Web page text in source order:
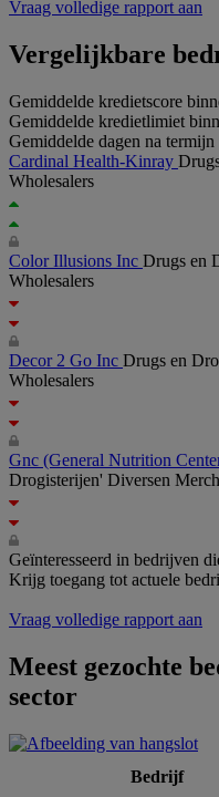
Vraag volledige rapport aan
Vergelijkbare
Gemiddelde kredietscore
Gemiddelde kredietlimiet
Gemiddelde dagen na termijn
Cardinal Health-Kinray
Wholesalers
Color Illusions Inc Drugs en
Wholesalers
Decor 2 Go Inc Drugs en
Wholesalers
Gnc (General Nutrition
Drogisterijen' Diversen
Geïnteresseerd in bedrijven
Krijg toegang tot actuele
Vraag volledige rapport aan
Meest gezochte
sector
Bedrijf